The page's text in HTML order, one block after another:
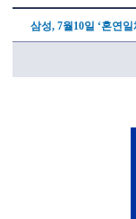
삼성, 7월10일 ‘혼연